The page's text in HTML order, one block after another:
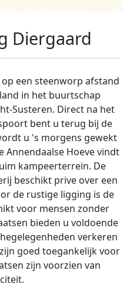
Diergaard
een steenworp afstand
in het buurtschap
Susteren. Direct na het
bent u terug bij de
u 's morgens gewekt
Annendaalse Hoeve vindt
kampeerterrein. De
beschikt prive over een
de rustige ligging is de
voor mensen zonder
bieden u voldoende
verkeren
goed toegankelijk voor
zijn voorzien van